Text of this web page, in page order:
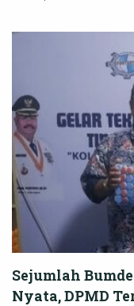
Sejumlah
Nyata, DPMD